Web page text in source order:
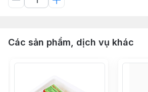
Các sản phẩm, dịch vụ khác